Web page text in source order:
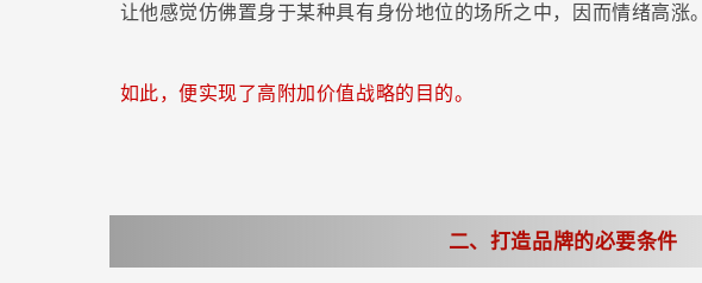
让他感觉仿佛置身于某种具有身份地位的场所之中，因而情绪高涨。
如此，便实现了高附加价值战略的目的。
二、打造品牌的必要条件